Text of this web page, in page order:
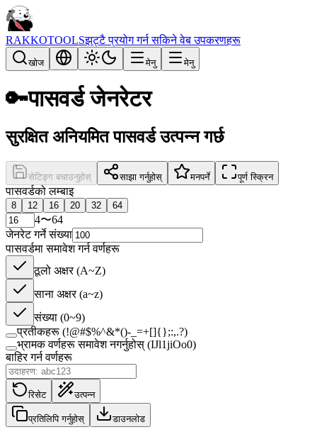
RAKKOTOOLSझट्टै प्रयोग गर्न सकिने वेब उपकरणहरू
खोज मेनु मेनु
🔑पासवर्ड जेनरेटर
सुरक्षित अनियमित पासवर्ड उत्पन्न गर्छ
सेटिङ्ग बचाउनुहोस् साझा गर्नुहोस् मनपर्ने पूर्ण स्क्रिन
पासवर्डको लम्बाइ
8 12 16 20 32 64
4〜64
जेनरेट गर्ने संख्या
पासवर्डमा समावेश गर्न वर्णहरू
ठूलो अक्षर (A~Z)
साना अक्षर (a~z)
संख्या (0~9)
प्रतीकहरू (!@#$%^&*()-_=+[]{};:,.?)
भ्रामक वर्णहरू समावेश नगर्नुहोस् (IJl1jiOo0)
बाहिर गर्न वर्णहरू
रिसेट उत्पन्न
प्रतिलिपि गर्नुहोस् डाउनलोड